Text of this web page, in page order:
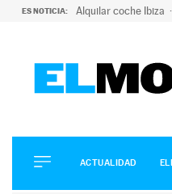
ES NOTICIA: Alquilar coche Ibiza
ELÉCTRICOS
CONDUCIR
ACTUALIDAD